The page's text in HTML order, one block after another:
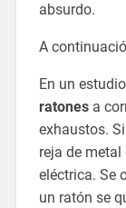
absurdo.
A
En un
ratonesa
exhaustos.
reja de
eléctrica. Se
un ratón se